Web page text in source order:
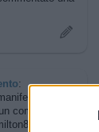
:
la
un commento